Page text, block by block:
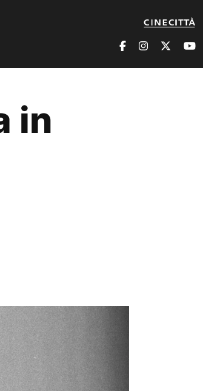
in